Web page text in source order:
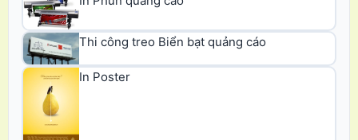
Thi công treo Biển bạt quảng cáo
In Poster